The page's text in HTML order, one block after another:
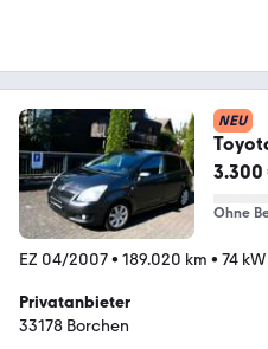
NEU
3.300
Ohne
EZ 04/2007• 189.020 km • 74
Privatanbieter
33178 Borchen